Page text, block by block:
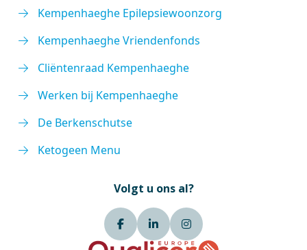
Kempenhaeghe Epilepsiewoonzorg
Kempenhaeghe Vriendenfonds
Cliëntenraad Kempenhaeghe
Werken bij Kempenhaeghe
De Berkenschutse
Ketogeen Menu
Volgt u ons al?